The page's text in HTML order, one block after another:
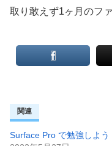
取り敢えず1ヶ月のフ
関連
Surface Pro で勉強しよう